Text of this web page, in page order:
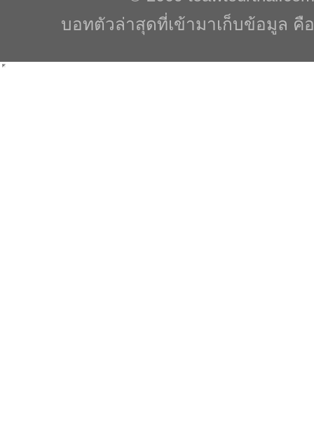
บอทตัวล่าสุดที่เข้ามาเก็บข้อมูล คือ